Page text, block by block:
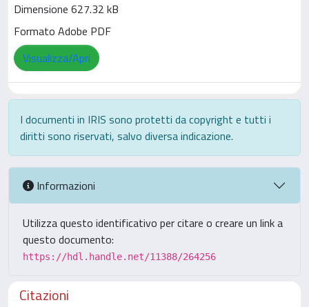
Dimensione 627.32 kB
Formato Adobe PDF
Visualizza/Apri
I documenti in IRIS sono protetti da copyright e tutti i
diritti sono riservati, salvo diversa indicazione.
Informazioni
Utilizza questo identificativo per citare o creare un link a
questo documento:
https://hdl.handle.net/11388/264256
Citazioni